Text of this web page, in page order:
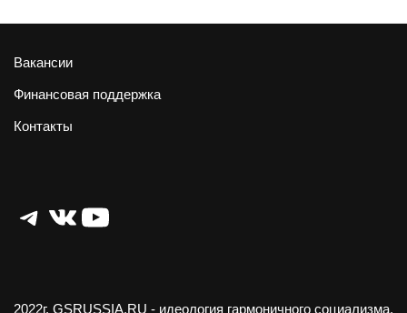
Вакансии
Финансовая поддержка
Контакты
Telegram
ВКонтакте
YouTube
2022г. GSRUSSIA.RU - идеология гармоничного социализма.